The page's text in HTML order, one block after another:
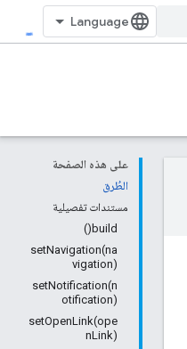
على هذه الصفحة
الطُرق
مستندات تفصيلية
build()
setNavigation(na
vigation)
setNotification(n
otification)
setOpenLink(ope
nLink)